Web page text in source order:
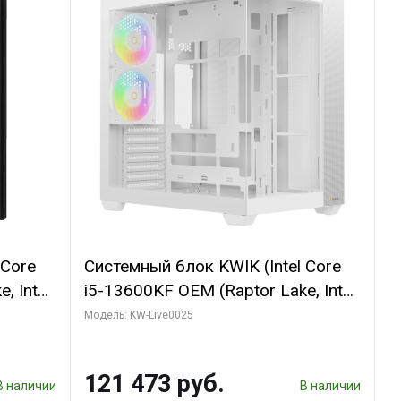
Intel
наличии
Системный блок KWIK (Intel Core
i5-13600KF OEM (Raptor Lake, Intel
7, C14 8EC/6PC/ 32 ГБ ОЗУ (2
3xDP / 960 ГБ SSD)
Модель: KW-Live0025
121 473 руб. В наличии